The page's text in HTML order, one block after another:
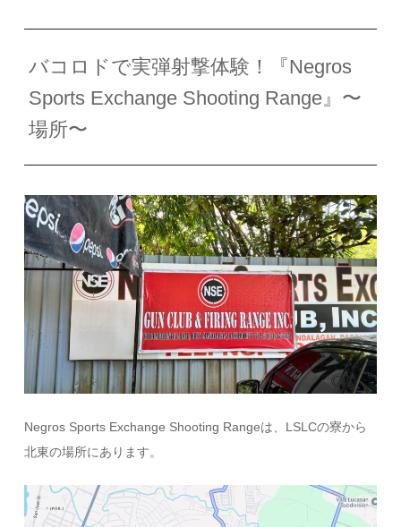
バコロドで実弾射撃体験！『Negros
Sports Exchange Shooting Range』〜
場所〜
Negros Sports Exchange Shooting Rangeは、LSLCの寮から
北東の場所にあります。